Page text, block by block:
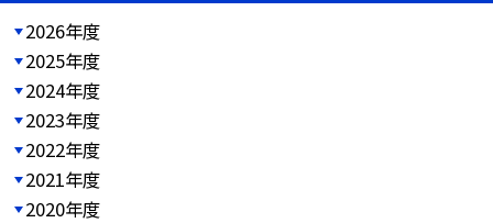
2026年度
2025年度
2024年度
2023年度
2022年度
2021年度
2020年度